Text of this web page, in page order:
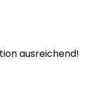
ausreichend!